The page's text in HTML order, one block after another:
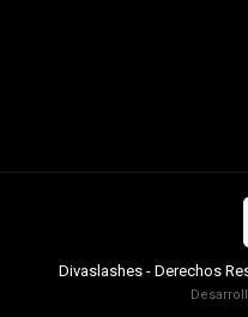
Divaslashes - Derechos